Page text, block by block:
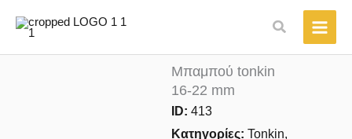
στο
περιεχόμενο
Αναζήτηση
Μπαμπού tonkin
16-22 mm
ID: 413
Κατηγορίες: Tonkin,